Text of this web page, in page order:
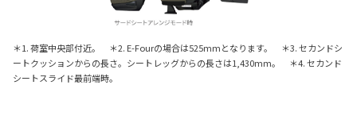
＊1. 荷室中央部付近。 ＊2. E-Fourの場合は525mmとなります。 ＊3. セカンドシ
ートクッションからの長さ。シートレッグからの長さは1,430mm。 ＊4. セカンド
シートスライド最前端時。